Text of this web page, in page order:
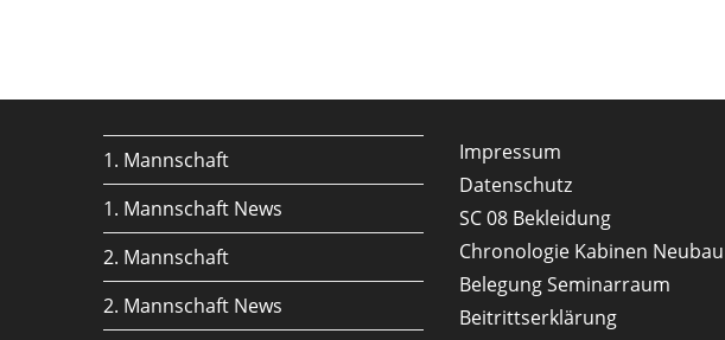
1. Mannschaft
1. Mannschaft News
2. Mannschaft
2. Mannschaft News
Impressum
Datenschutz
SC 08 Bekleidung
Chronologie Kabinen Neubau
Belegung Seminarraum
Beitrittserklärung